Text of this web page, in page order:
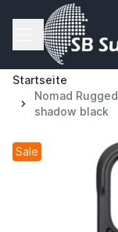
Zum Inhalt springen
Startseite
Nomad
shadow black
Sale